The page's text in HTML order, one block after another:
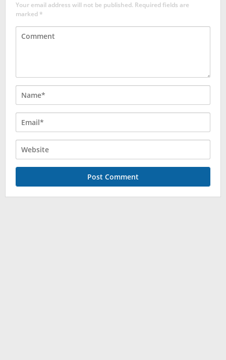
Your email address will not be published. Required fields are
marked*